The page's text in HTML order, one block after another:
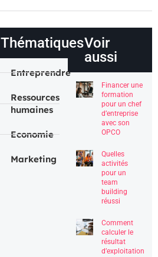
Voir
aussi
Financer une
formation
pour un chef
d’entreprise
avec son
OPCO
Quelles
activités
pour un
team
building
réussi
Comment
calculer le
résultat
d’exploitation
Thématiques
Entreprendre
Ressources
humaines
Economie
Marketing